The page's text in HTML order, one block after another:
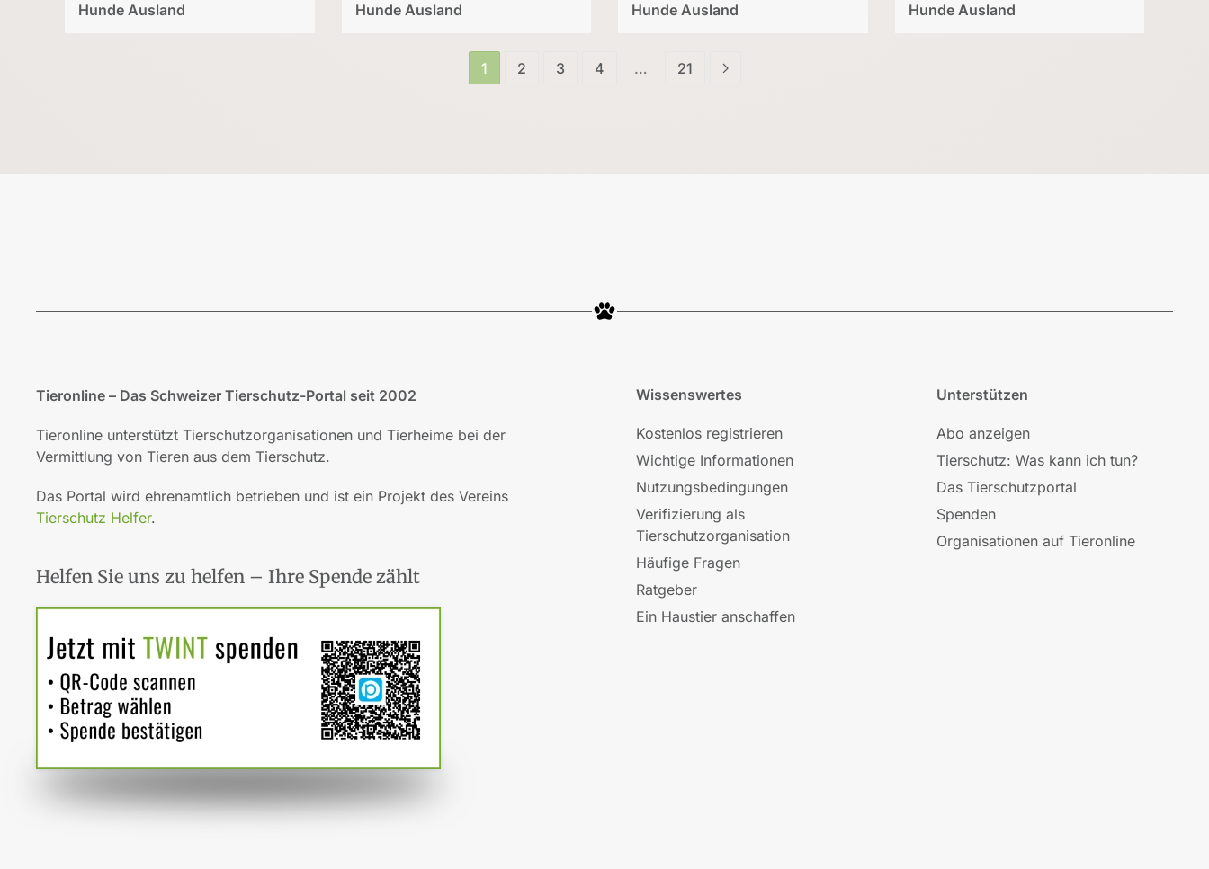
Hunde Ausland
Hunde Ausland
Hunde Ausland
Hunde Ausland
1 2 3 4 … 21
Tieronline – Das Schweizer Tierschutz-Portal seit 2002
Tieronline unterstützt Tierschutzorganisationen und Tierheime bei der
Vermittlung von Tieren aus dem Tierschutz.
Das Portal wird ehrenamtlich betrieben und ist ein Projekt des Vereins
Tierschutz Helfer.
Helfen Sie uns zu helfen – Ihre Spende zählt
Wissenswertes
Kostenlos registrieren
Wichtige Informationen
Nutzungsbedingungen
Verifizierung als
Tierschutzorganisation
Häufige Fragen
Ratgeber
Ein Haustier anschaffen
Unterstützen
Abo anzeigen
Tierschutz: Was kann ich tun?
Das Tierschutzportal
Spenden
Organisationen auf Tieronline